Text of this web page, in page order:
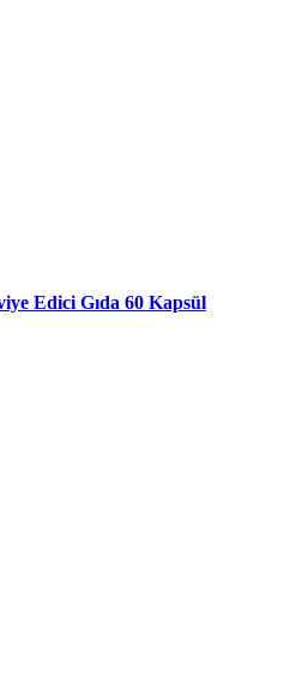
Edici Gıda 60 Kapsül